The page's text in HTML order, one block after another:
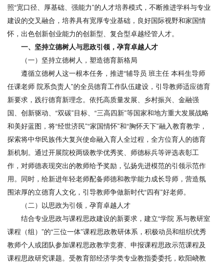
照“宽口径、厚基础、强能力”的人才培养模式，不断推进学科与专业
建设的交叉融合，培养具有宽厚专业基础，良好国际视野和家国情
怀，出色创新创业能力的创新型、复合型卓越经管人才。
一、 坚持立德树人与思政引领，孕育卓越人才
（一）坚持立德树人，塑造德育新格局
遵循立德树人这一根本任务，推进“辅导员 班主任 本科生导师
任课老师 院系负责人”的全员德育工作队伍建设，引导教师适应德育
新要求，践行德育新理念。依托高质量发展、乡村振兴、金融强
国、创新驱动、“双碳”目标、“三高四新”等国家和地方重大发展战略
和美好蓝图，将“经世济民”“家国情怀”和“胸怀天下”融入教育教学，
探索将中华民族伟大复兴使命融入育人全过程，全方位育人的德育
新机制。通过开展院校两级教学优秀奖、师德标兵等评选表彰工
作，对师德表现突出的教师给予奖励，弘扬先进模范的引领示范作
用。同时，给新进年轻老师配备师德和教学能力成长导师，营造氛
围浓厚的立德育人文化，引导教师争做新时代“四有”好老师。
（二）以思政为引领，孕育卓越人才
结合专业思政与课程思政建设的新要求，建立“学院 系与教研室
课程（组）”的“三位一体”课程思政教研体系，积极动员和组织优秀
教师个人或团队参加课程思政教学竞赛、申报课程思政示范课程及
课程思政研究课题。受教育部经济学类专业教指委委托，欧阳峣教